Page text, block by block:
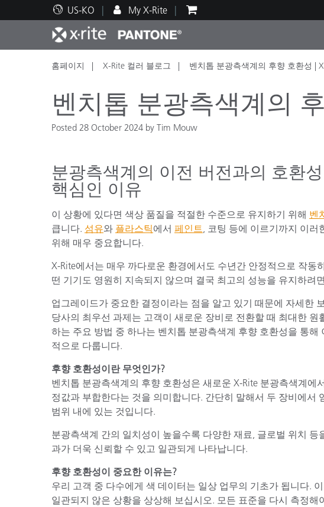
US-KO My X-Rite
주요 제품 제품 카테고리
인쇄 및 패키징
자동차
플라스틱
페인트 및 코팅
텍스타일
기술 지원 서비스 및 유지보
교육 리소스 교육
Brand Experience
홈페이지 X-Rite 컬러 블로그 벤치톱 분광측색계의 후향 호환성 |
벤치톱 분광측색계의
Posted 28 October 2024 by Tim Mouw
분광측색계의 이전 버전과의 호환
핵심인 이유
이 상황에 있다면 색상 품질을 적절한 수준으로 유지하기 위해 벤
큽니다. 섬유와 플라스틱에서 페인트 , 코팅 등에 이르기까지 이
위해 매우 중요합니다.
X-Rite에서는 매우 까다로운 환경에서도 수년간 안정적으로 작동
떤 기기도 영원히 지속되지 않으며 결국 최고의 성능을 유지하려
업그레이드가 중요한 결정이라는 점을 알고 있기 때문에 자세한
당사의 최우선 과제는 고객이 새로운 장비로 전환할 때 최대한
하는 주요 방법 중 하나는 벤치톱 분광측색계 후향 호환성을 통
적으로 다룹니다.
후향 호환성이란 무엇인가?
벤치톱 분광측색계의 후향 호환성은 새로운 X-Rite 분광측색계에
정값과 부합한다는 것을 의미합니다. 간단히 말해서 두 장비에서
범위 내에 있는 것입니다.
분광측색계 간의 일치성이 높을수록 다양한 재료, 글로벌 위치
과가 더욱 신뢰할 수 있고 일관되게 나타납니다.
후향 호환성이 중요한 이유는?
우리 고객 중 다수에게 색 데이터는 일상 업무의 기초가 됩니다.
일관되지 않은 상황을 상상해 보십시오. 모든 표준을 다시 측정